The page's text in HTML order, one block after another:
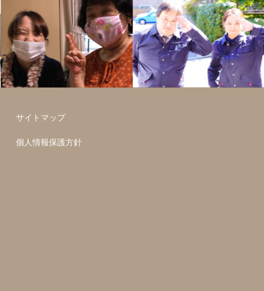
サイトマップ
個人情報保護方針